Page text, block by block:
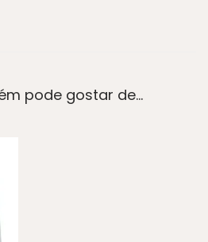
pode gostar de…